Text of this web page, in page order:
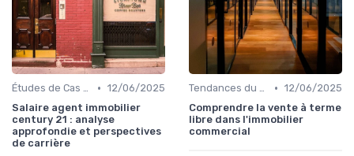
Études de Cas et Exemples de Réussite • 12/06/2025
Salaire agent immobilier
century 21 : analyse
approfondie et perspectives
de carrière
Tendances du Marché Immobilier Commercial • 12/06/2025
Comprendre la vente à terme
libre dans l'immobilier
commercial